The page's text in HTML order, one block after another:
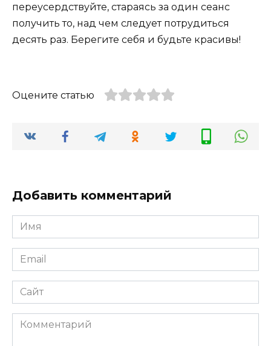
переусердствуйте, стараясь за один сеанс
получить то, над чем следует потрудиться
десять раз. Берегите себя и будьте красивы!
Оцените статью
Добавить комментарий
Имя
*
Email
*
Сайт
Комментарий